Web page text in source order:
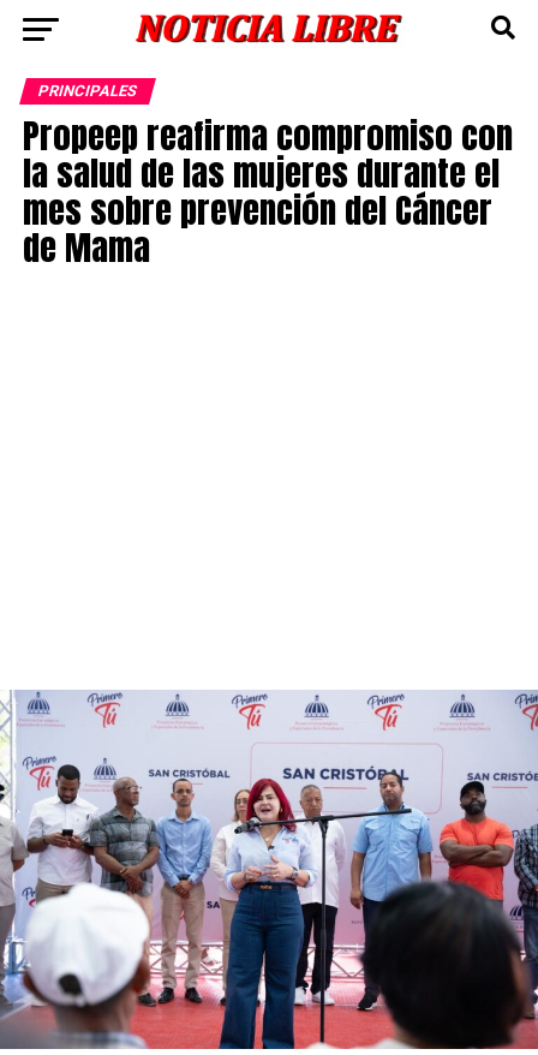
PRINCIPALES
Propeep reafirma compromiso con
la salud de las mujeres durante el
mes sobre prevención del Cáncer
de Mama